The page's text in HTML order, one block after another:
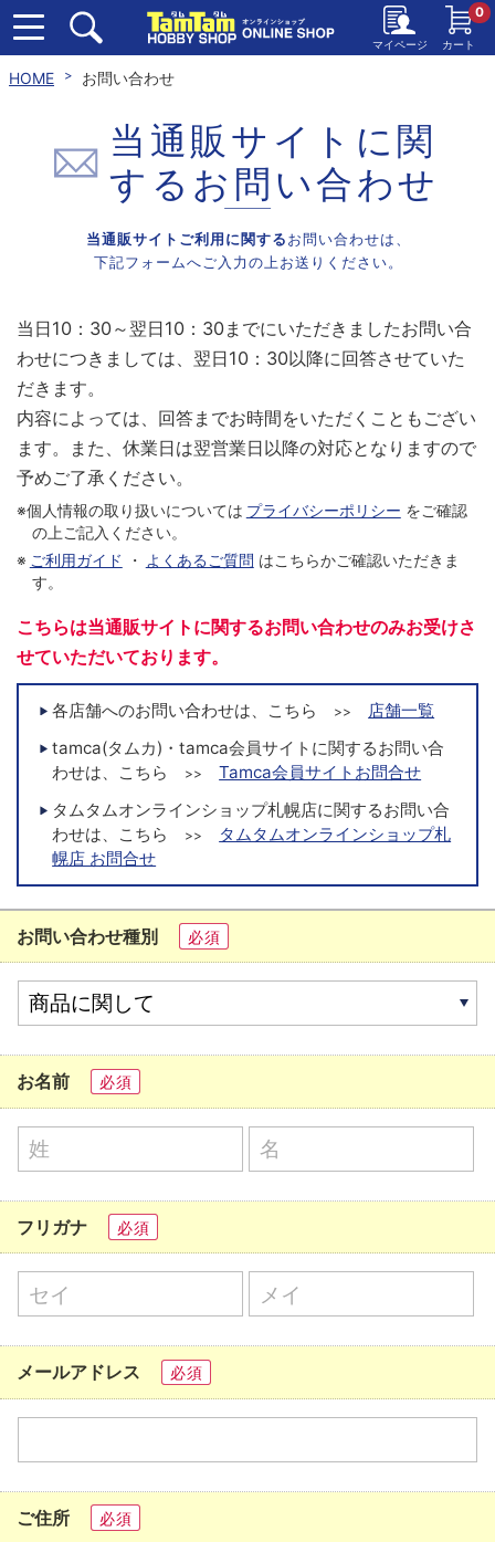
マイページ カート
0
HOME お問い合わせ
当通販サイトに関
する お問い合わせ
当通販サイトご利用に関する お問い合わせは、
下記フォームへご入力の上お送りください。
当日10：30～翌日10：30までにいただきましたお問い合
わせにつきましては、翌日10：30以降に回答させていた
だきます。
内容によっては、回答までお時間をいただくこともござい
ます。また、休業日は翌営業日以降の対応となりますので
予めご了承ください。
※個人情報の取り扱いについては プライバシーポリシー をご確認
の上ご記入ください。
※ ご利用ガイド ・ よくあるご質問 はこちらかご確認いただきま
す。
こちらは当通販サイトに関するお問い合わせのみお受けさ
せていただいております。
各店舗へのお問い合わせは、こちら >>
店舗一覧
tamca(タムカ)・tamca会員サイトに関するお問い合
わせは、こちら
>>
Tamca会員サイトお問合せ
タムタムオンラインショップ札幌店に関するお問い合
わせは、こちら
>>
タムタムオンラインショップ札
幌店 お問合せ
お問い合わせ種別 必須
お名前 必須
フリガナ 必須
メールアドレス 必須
ご住所 必須